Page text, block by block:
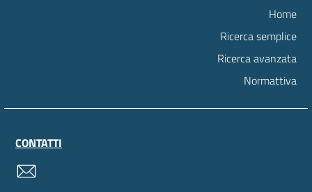
Home
Ricerca semplice
Ricerca avanzata
Normattiva
CONTATTI